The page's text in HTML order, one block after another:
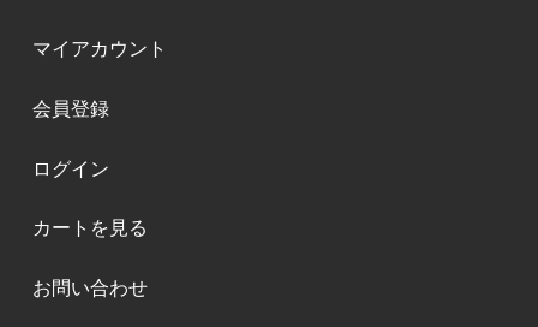
マイアカウント
会員登録
ログイン
カートを見る
お問い合わせ